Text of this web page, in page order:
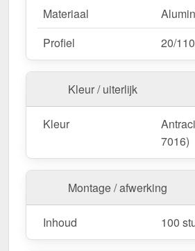
Materiaal
Profiel
20/
Kleur / uiterlijk
Kleur
7016)
Montage / afwerking
Inhoud 100